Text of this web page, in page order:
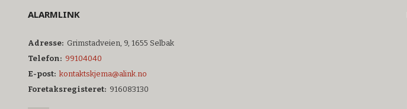
ALARMLINK
Adresse: Grimstadveien, 9, 1655 Selbak
Telefon: 99104040
E-post: kontaktskjema@alink.no
Foretaksregisteret: 916083130